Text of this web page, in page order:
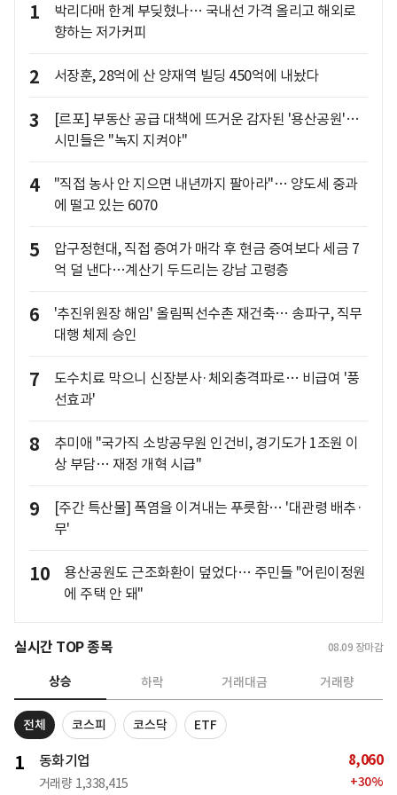
1
박리다매 한계 부딪혔나… 국내선 가격 올리고 해외로
향하는 저가커피
2 서장훈, 28억에 산 양재역 빌딩 450억에 내놨다
3
[르포] 부동산 공급 대책에 뜨거운 감자된 '용산공원'…
시민들은 "녹지 지켜야"
4
"직접 농사 안 지으면 내년까지 팔아라"… 양도세 중과
에 떨고 있는 6070
5
압구정현대, 직접 증여가 매각 후 현금 증여보다 세금 7
억 덜 낸다…계산기 두드리는 강남 고령층
6
'추진위원장 해임' 올림픽선수촌 재건축… 송파구, 직무
대행 체제 승인
7
도수치료 막으니 신장분사·체외충격파로… 비급여 '풍
선효과'
8
추미애 "국가직 소방공무원 인건비, 경기도가 1조원 이
상 부담… 재정 개혁 시급"
9
[주간 특산물] 폭염을 이겨내는 푸릇함… '대관령 배추·
무'
10
용산공원도 근조화환이 덮었다… 주민들 "어린이정원
에 주택 안 돼"
실시간 TOP 종목 08.09 장마감
상승 하락 거래대금 거래량
전체 코스피 코스닥 ETF
1 동화기업
거래량 1,338,415
8,060
+30%